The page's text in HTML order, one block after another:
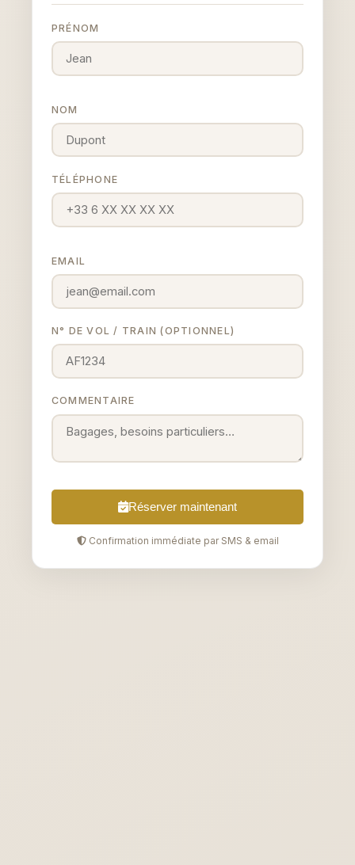
PRÉNOM
NOM
TÉLÉPHONE
EMAIL
N° DE VOL / TRAIN (OPTIONNEL)
COMMENTAIRE
Réserver maintenant
Confirmation immédiate par SMS & email